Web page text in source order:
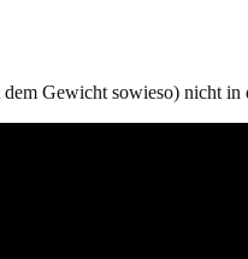
Gewicht sowieso) nicht